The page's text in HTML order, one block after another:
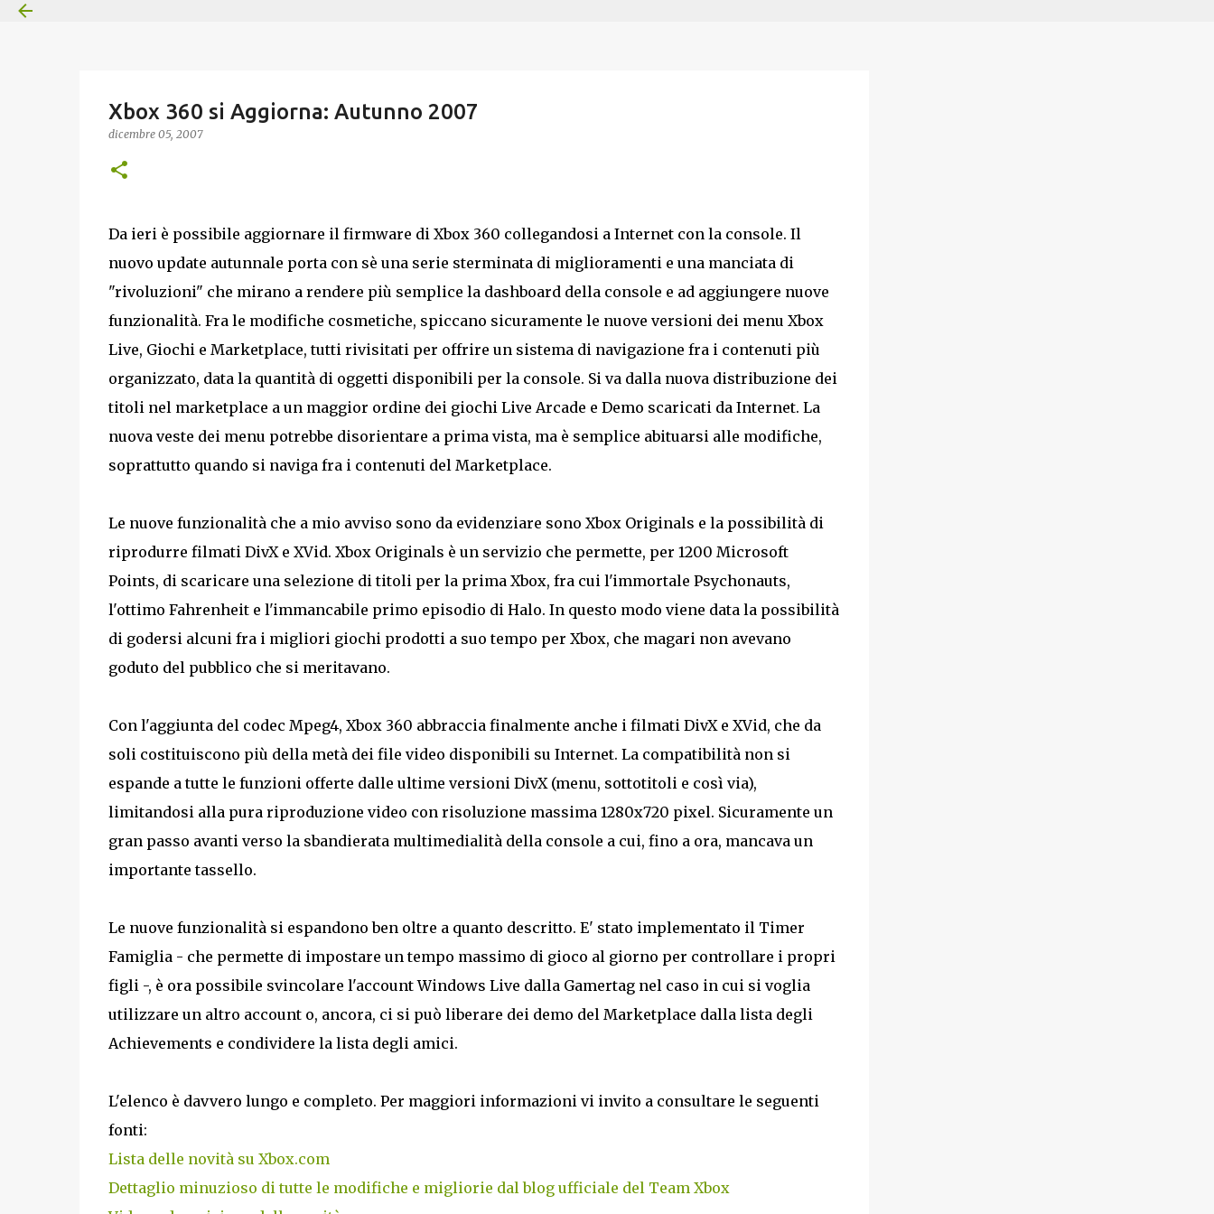
Xbox 360 si Aggiorna: Autunno 2007
dicembre 05, 2007
Da ieri è possibile aggiornare il firmware di Xbox 360 collegandosi a Internet con la console. Il
nuovo update autunnale porta con sè una serie sterminata di miglioramenti e una manciata di
"rivoluzioni" che mirano a rendere più semplice la dashboard della console e ad aggiungere nuove
funzionalità. Fra le modifiche cosmetiche, spiccano sicuramente le nuove versioni dei menu Xbox
Live, Giochi e Marketplace, tutti rivisitati per offrire un sistema di navigazione fra i contenuti più
organizzato, data la quantità di oggetti disponibili per la console. Si va dalla nuova distribuzione dei
titoli nel marketplace a un maggior ordine dei giochi Live Arcade e Demo scaricati da Internet. La
nuova veste dei menu potrebbe disorientare a prima vista, ma è semplice abituarsi alle modifiche,
soprattutto quando si naviga fra i contenuti del Marketplace.
Le nuove funzionalità che a mio avviso sono da evidenziare sono Xbox Originals e la possibilità di
riprodurre filmati DivX e XVid. Xbox Originals è un servizio che permette, per 1200 Microsoft
Points, di scaricare una selezione di titoli per la prima Xbox, fra cui l'immortale Psychonauts,
l'ottimo Fahrenheit e l'immancabile primo episodio di Halo. In questo modo viene data la possibilità
di godersi alcuni fra i migliori giochi prodotti a suo tempo per Xbox, che magari non avevano
goduto del pubblico che si meritavano.
Con l'aggiunta del codec Mpeg4, Xbox 360 abbraccia finalmente anche i filmati DivX e XVid, che da
soli costituiscono più della metà dei file video disponibili su Internet. La compatibilità non si
espande a tutte le funzioni offerte dalle ultime versioni DivX (menu, sottotitoli e così via),
limitandosi alla pura riproduzione video con risoluzione massima 1280x720 pixel. Sicuramente un
gran passo avanti verso la sbandierata multimedialità della console a cui, fino a ora, mancava un
importante tassello.
Le nuove funzionalità si espandono ben oltre a quanto descritto. E' stato implementato il Timer
Famiglia - che permette di impostare un tempo massimo di gioco al giorno per controllare i propri
figli -, è ora possibile svincolare l'account Windows Live dalla Gamertag nel caso in cui si voglia
utilizzare un altro account o, ancora, ci si può liberare dei demo del Marketplace dalla lista degli
Achievements e condividere la lista degli amici.
L'elenco è davvero lungo e completo. Per maggiori informazioni vi invito a consultare le seguenti
fonti:
Lista delle novità su Xbox.com
Dettaglio minuzioso di tutte le modifiche e migliorie dal blog ufficiale del Team Xbox